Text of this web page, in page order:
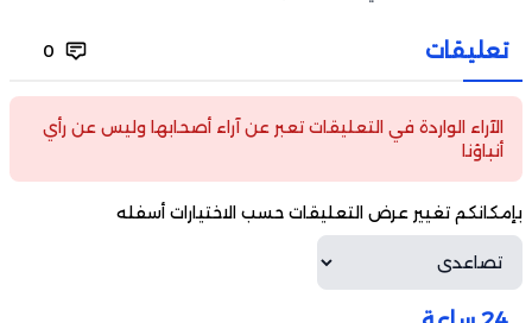
تعليقات 0
الآراء الواردة في التعليقات تعبر عن آراء أصحابها وليس عن رأي
أنباؤنا
بإمكانكم تغيير عرض التعليقات حسب الاختيارات أسفله